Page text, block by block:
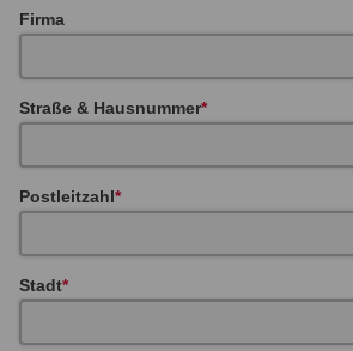
Firma
Straße & Hausnummer
Postleitzahl
Stadt